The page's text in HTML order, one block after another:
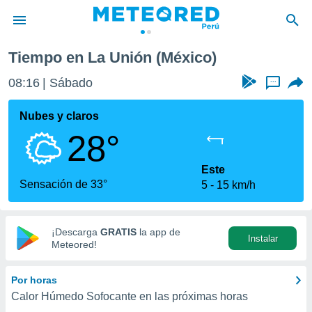
de
ha sido
calidad.
a este
las
y
digital
basada
Tiempo en La Unión (México)
08:16 Sábado ...
Nubes y claros
28°
Sensación de 33°
Este
5
15 km/h
¡Descarga GRATIS la app de
Meteored!
Instalar
Por horas
Calor Húmedo Sofocante en las próximas horas